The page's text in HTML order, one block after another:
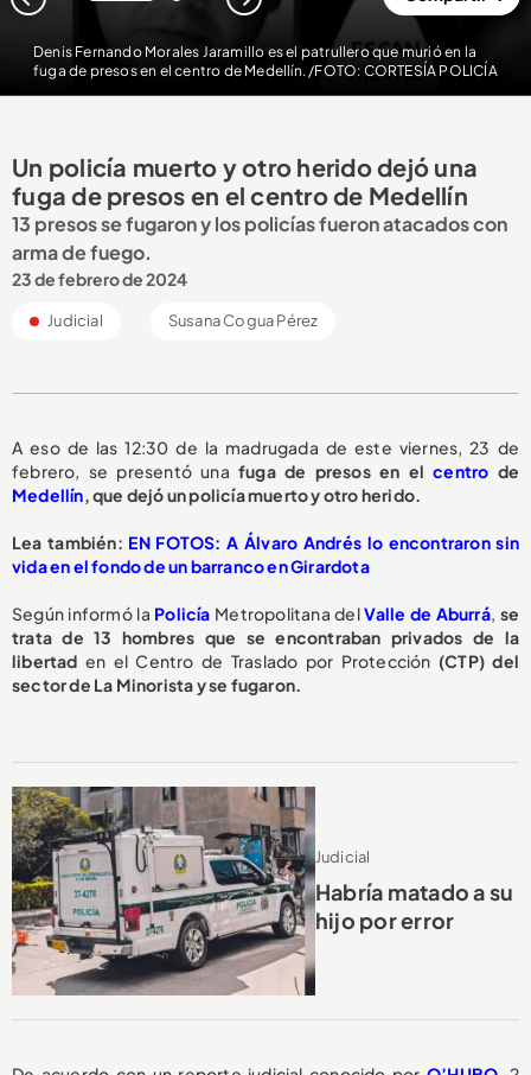
Denis Fernando Morales Jaramillo es el patrullero que murió en la
fuga de presos en el centro de Medellín. /FOTO: CORTESÍA POLICÍA
Un policía muerto y otro herido dejó una
fuga de presos en el centro de Medellín
13 presos se fugaron y los policías fueron atacados con
arma de fuego.
23 de febrero de 2024
Judicial Susana Cogua Pérez
A eso de las 12:30 de la madrugada de este viernes, 23 de
febrero, se presentó una fuga de presos en elcentro de
Medellín, que dejó un policía muerto y otro herido.
Lea también: EN FOTOS: A Álvaro Andrés lo encontraron sin
vida en el fondo de un barranco en Girardota
Según informó la Policía Metropolitana delValle de Aburrá, se
trata de 13 hombres que se encontraban privados de la
libertad en el Centro de Traslado por Protección (CTP) del
sector de La Minorista y se fugaron.
Judicial
Habría matado a su
hijo por error